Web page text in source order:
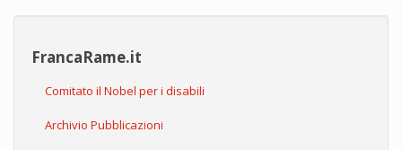
FrancaRame.it
Comitato il Nobel per i disabili
Archivio Pubblicazioni